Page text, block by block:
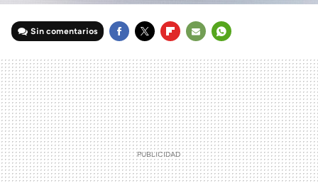
Sin comentarios
MAIL